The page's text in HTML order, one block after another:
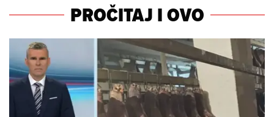
PROČITAJ I OVO